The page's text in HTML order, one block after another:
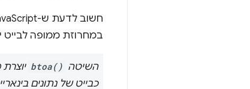
חשוב לדעת ש-JavaScript מעבד מחרוזות כ-UTF-16. כך נוצרת פונקציות כמו
במחרוזת ממופה לבייט
השיטה btoa()
כבייט של נתונים